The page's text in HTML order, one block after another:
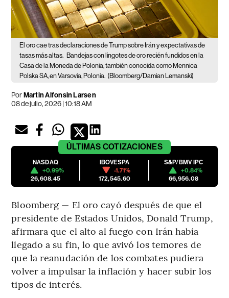
El oro cae tras declaraciones de Trump sobre Irán y expectativas de
tasas más altas. Bandejas con lingotes de oro recién fundidos en la
Casa de la Moneda de Polonia, también conocida como Mennica
Polska SA, en Varsovia, Polonia. (Bloomberg/Damian Lemanski)
PorMartin Alfonsin Larsen
08 de julio, 2026 | 10:18 AM
ÚLTIMAS COTIZACIONES
NASDAQ
+0.99%
26,608.45
IBOVESPA
-1.71%
172,545.60
S&P/BMV IPC
+0.84%
66,956.08
Bloomberg — El oro cayó después de que el
presidente de Estados Unidos, Donald Trump,
afirmara que el alto al fuego con Irán había
llegado a su fin, lo que avivó los temores de
que la reanudación de los combates pudiera
volver a impulsar la inflación y hacer subir los
tipos de interés.